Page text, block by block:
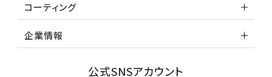
コーティング
企業情報
公式SNSアカウント